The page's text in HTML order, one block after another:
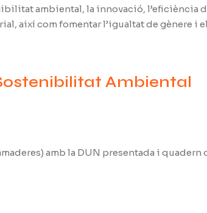
ambiental, la innovació, l’eficiència
així com fomentar l’igualtat de gènere i
Ambiental
amb la DUN presentada i